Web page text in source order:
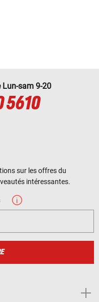
Lun-sam 9-20
5610
sur les offres du
intéressantes.